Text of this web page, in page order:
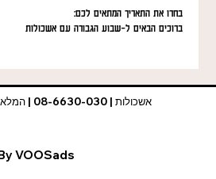
בחרו את התאריך המתאים לכם:
ברוכים הבאים ל-שבוע הגבורה עם אשכולות
אשכולות | 08-6630-030 | המלאכה 7, אזור תעשיה צפוני, לוד
VOOSads